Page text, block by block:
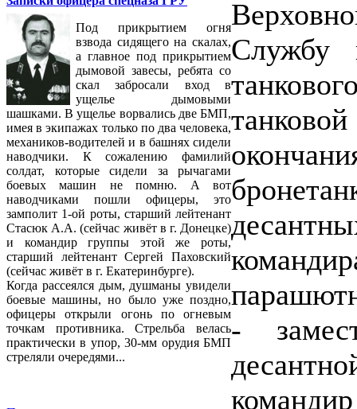
Под прикрытием огня
взвода сидящего на скалах,
а главное под прикрытием
дымовой завесы, ребята со
скал забросали вход в
ущелье дымовыми
шашками. В ущелье ворвались две БМП,
имея в экипажах только по два человека,
механиков-водителей и в башнях сидели
наводчики. К сожалению фамилий
солдат, которые сидели за рычагами
боевых машин не помню. А вот
наводчиками пошли офицеры, это
замполит 1-ой роты, старший лейтенант
Стасюк А.А. (сейчас живёт в г. Донецке)
и командир группы этой же роты,
старший лейтенант Сергей Паховский
(сейчас живёт в г. Екатеринбурге).
Когда рассеялся дым, душманы увидели
боевые машины, но было уже поздно,
офицеры открыли огонь по огневым
точкам противника. Стрельба велась
практически в упор, 30-мм орудия БМП
стреляли очередями...
Службу
-